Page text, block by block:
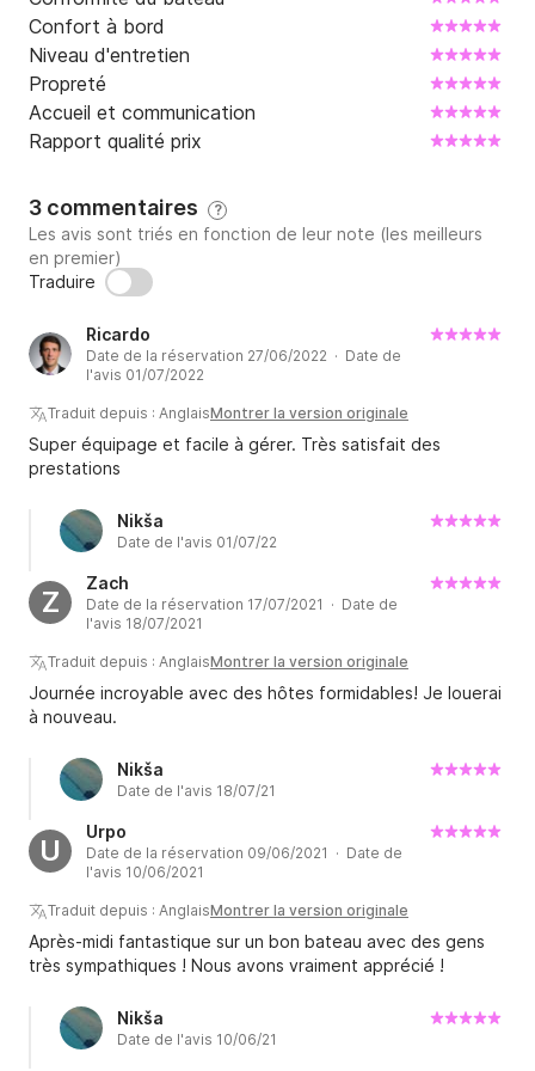
Confort à bord
Niveau d'entretien
Propreté
Accueil et communication
Rapport qualité prix
3 commentaires ?
Les avis sont triés en fonction de leur note (les meilleurs
en premier)
Traduire
Ricardo
Date de la réservation 27/06/2022 · Date de
l'avis 01/07/2022
Traduit depuis : AnglaisMontrer la version originale
Super équipage et facile à gérer. Très satisfait des
prestations
Nikša
Date de l'avis 01/07/22
Z
Zach
Date de la réservation 17/07/2021 · Date de
l'avis 18/07/2021
Traduit depuis : AnglaisMontrer la version originale
Journée incroyable avec des hôtes formidables! Je louerai
à nouveau.
Nikša
Date de l'avis 18/07/21
U
Urpo
Date de la réservation 09/06/2021 · Date de
l'avis 10/06/2021
Traduit depuis : AnglaisMontrer la version originale
Après-midi fantastique sur un bon bateau avec des gens
très sympathiques ! Nous avons vraiment apprécié !
Nikša
Date de l'avis 10/06/21